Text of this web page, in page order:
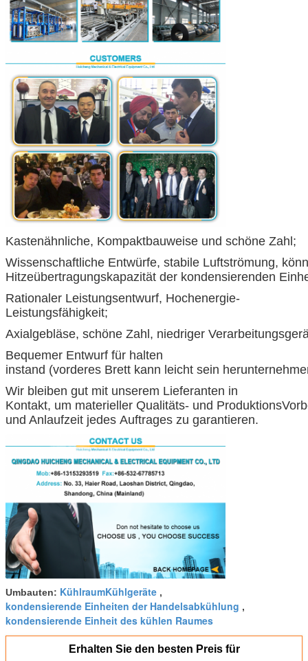
Kastenähnliche, Kompaktbauweise und schöne Zahl;
Wissenschaftliche Entwürfe, stabile Luftströmung,
Hitzeübertragungskapazität der kondensierenden
Rationaler Leistungsentwurf, Hochenergie-
Leistungsfähigkeit;
Axialgebläse, schöne Zahl, niedriger
Bequemer Entwurf für halten
instand (vorderes Brett kann leicht sein
Wir bleiben gut mit unserem Lieferanten in
Kontakt, um materieller Qualitäts- und
und Anlaufzeit jedes Auftrages zu garantieren.
Umbauten: KühlraumKühlgeräte ,
kondensierende Einheiten der Handelsabkühlung ,
kondensierende Einheit des kühlen Raumes
Erhalten Sie den besten Preis für